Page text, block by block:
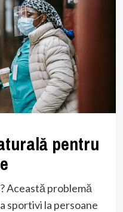
pentru
Această problemă
sportivi la persoane